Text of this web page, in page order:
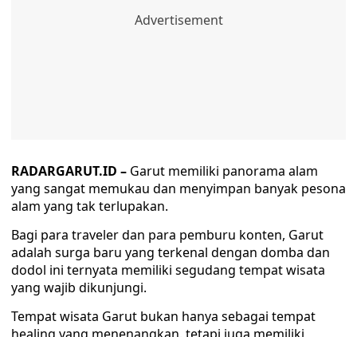
RADARGARUT.ID – Garut memiliki panorama alam
yang sangat memukau dan menyimpan banyak pesona
alam yang tak terlupakan.
Bagi para traveler dan para pemburu konten, Garut
adalah surga baru yang terkenal dengan domba dan
dodol ini ternyata memiliki segudang tempat wisata
yang wajib dikunjungi.
Tempat wisata Garut bukan hanya sebagai tempat